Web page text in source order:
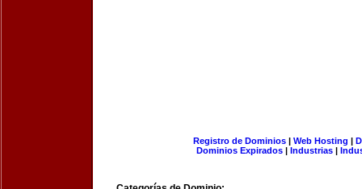
Registro de Dominios| Web Hosting |
Dominios Expirados | Industrias |